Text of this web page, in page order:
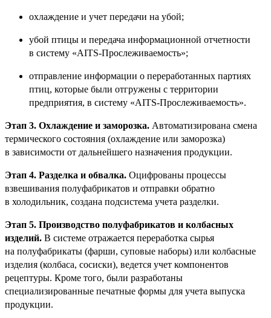
охлаждение и учет передачи на убой;
убой птицы и передача информационной отчетности
в систему «AITS-Прослеживаемость»;
отправление информации о переработанных партиях
птиц, которые были отгружены с территории
предприятия, в систему «AITS-Прослеживаемость».
Этап 3. Охлаждение и заморозка. Автоматизирована смена
термического состояния (охлаждение или заморозка)
в зависимости от дальнейшего назначения продукции.
Этап 4. Разделка и обвалка. Оцифрованы процессы
взвешивания полуфабрикатов и отправки обратно
в холодильник, создана подсистема учета разделки.
Этап 5. Производство полуфабрикатов и колбасных
изделий. В системе отражается переработка сырья
на полуфабрикаты (фарши, суповые наборы) или колбасные
изделия (колбаса, сосиски), ведется учет компонентов
рецептуры. Кроме того, были разработаны
специализированные печатные формы для учета выпуска
продукции.